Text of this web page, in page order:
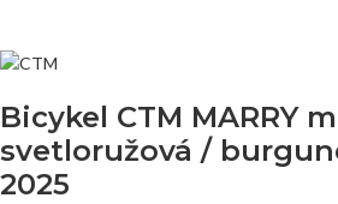
Bicykel CTM MARRY
svetloružová /
2025